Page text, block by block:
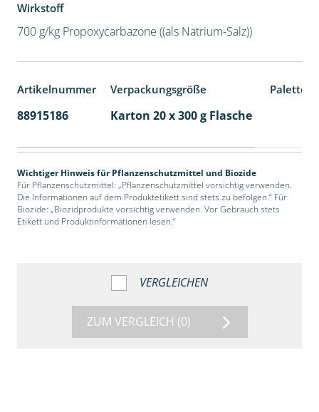
Wirkstoff
700 g/kg Propoxycarbazone ((als Natrium-Salz))
Artikelnummer Verpackungsgröße
88915186 Karton 20 x 300 g Flasche
Wichtiger Hinweis für Pflanzenschutzmittel und Biozide
Für Pflanzenschutzmittel: „Pflanzenschutzmittel vorsichtig verwenden.
Die Informationen auf dem Produktetikett sind stets zu befolgen.“ Für
Biozide: „Biozidprodukte vorsichtig verwenden. Vor Gebrauch stets
Etikett und Produktinformationen lesen.“
VERGLEICHEN
ZUM VERGLEICH (0)